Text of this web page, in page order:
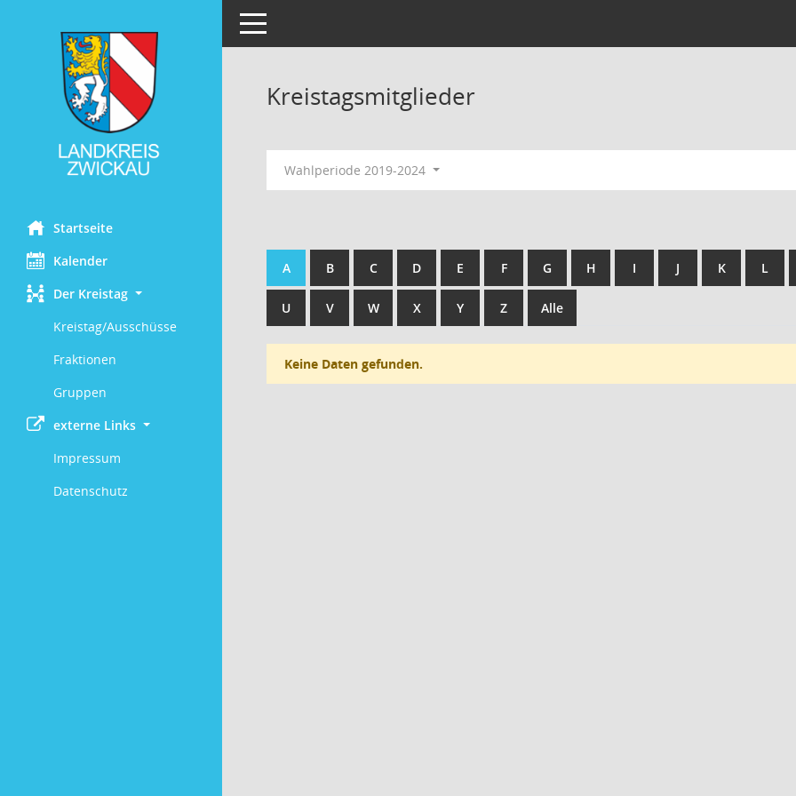
Startseite
Kalender
Der Kreistag
Kreistag/Ausschüsse
Fraktionen
Gruppen
externe Links
Impressum
Datenschutz
Toggle navigation
Kreistagsmitglieder
Wahlperiode 2019-2024
A B C D E F G H I J K L
U V W X Y Z Alle
Keine Daten gefunden.